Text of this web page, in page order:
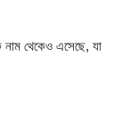
থেকেও এসেছে, যা